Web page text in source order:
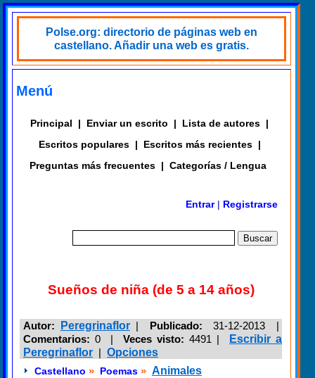
Polse.org: directorio de páginas web en
castellano. Añadir una web es gratis.
Menú
Principal | Enviar un escrito | Lista de autores |
Escritos populares | Escritos más recientes |
Preguntas más frecuentes | Categorías / Lengua
Entrar| Registrarse
Sueños de niña (de 5 a 14 años)
Autor: Peregrinaflor| Publicado:
31-12-2013 |
Comentarios: 0 | Veces visto: 4491 |
Escribir a
Peregrinaflor | Opciones
Castellano » Poemas » Animales